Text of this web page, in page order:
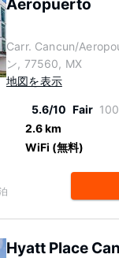
Aeropuerto
Carr. Cancun/
ン, 77560, MX
地図を表示
5.6/10 Fair
2.6 km
WiFi (無料)
Hyatt Place